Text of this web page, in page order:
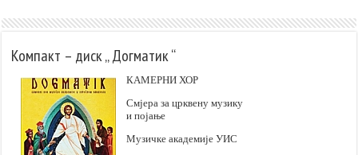
Компакт – диск „ Догматик “
КАМЕРНИ ХОР
Смјера за црквену музику
и појање
Музичке академије УИС